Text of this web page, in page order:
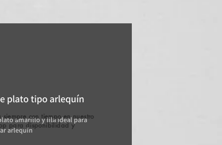
plato tipo arlequín
amarillo y lila ideal para
arlequín
siempre con tiempo en nuestro
para disponibilidad y